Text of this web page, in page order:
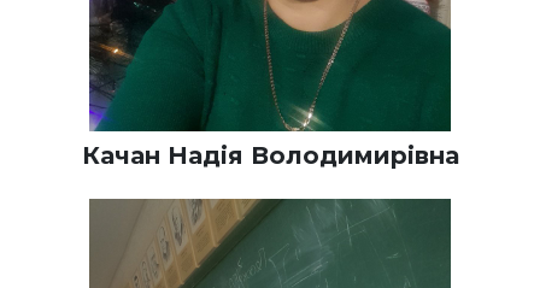
Качан Надія Володимирівна